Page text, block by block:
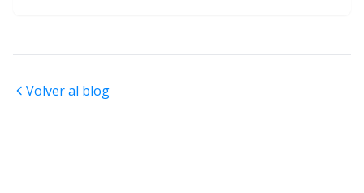
Volver al blog